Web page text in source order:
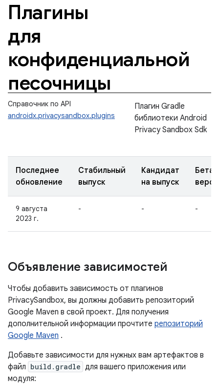
Плагины
для
конфиденциальной
песочницы
Справочник по API
androidx.privacysandbox.plugins
Плагин Gradle
библиотеки Android
Privacy Sandbox Sdk
Последнее
обновление
Стабильный
выпуск
Кандидат
на выпуск
Бета-
9 августа
2023 г.
- - -
Объявление зависимостей
Чтобы добавить зависимость от плагинов
PrivacySandbox, вы должны добавить репозиторий
Google Maven в свой проект. Для получения
дополнительной информации прочтите репозиторий
Google Maven .
Добавьте зависимости для нужных вам артефактов в
файл build.gradle для вашего приложения или
модуля: